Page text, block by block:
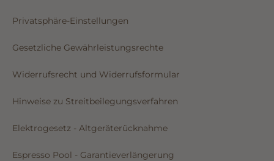
Privatsphäre-Einstellungen
Gesetzliche Gewährleistungsrechte
Widerrufsrecht und Widerrufsformular
Hinweise zu Streitbeilegungsverfahren
Elektrogesetz - Altgeräterücknahme
Espresso Pool - Garantieverlängerung